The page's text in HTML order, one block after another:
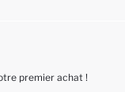
premier achat !